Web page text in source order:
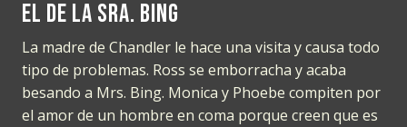
El de la Sra. Bing
La madre de Chandler le hace una visita y causa todo
tipo de problemas. Ross se emborracha y acaba
besando a Mrs. Bing. Monica y Phoebe compiten por
el amor de un hombre en coma porque creen que es